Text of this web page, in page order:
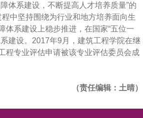
体系建设，不断提高人才培养质量”的
中坚持围绕为行业和地方培养面向生
体系建设上稳步推进，在国家“五位一
建设。2017年9月，建筑工程学院在继
程专业评估申请被该专业评估委员会成
（责任编辑：土晴）